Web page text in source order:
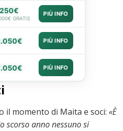
250€
GRATIS
PIÙ INFO
PIÙ INFO
PIÙ INFO
il momento di Maita e soci: «È
scorso anno nessuno si